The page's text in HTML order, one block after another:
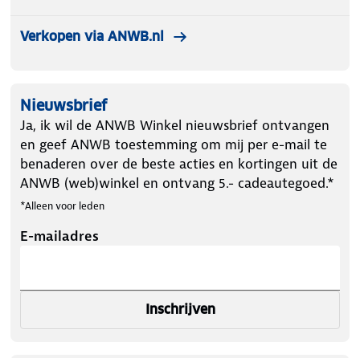
Verkopen via ANWB.nl
Nieuwsbrief
Ja, ik wil de ANWB Winkel nieuwsbrief ontvangen
en geef ANWB toestemming om mij per e-mail te
benaderen over de beste acties en kortingen uit de
ANWB (web)winkel en ontvang 5.- cadeautegoed.*
*Alleen voor leden
E-mailadres
Inschrijven